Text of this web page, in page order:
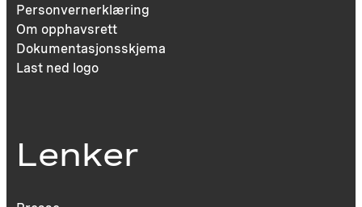
Personvernerklæring
Om opphavsrett
Dokumentasjonsskjema
Last ned logo
Lenker